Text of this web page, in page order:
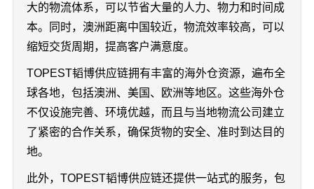
大的物流体系，可以节省大量的人力、物力和时间成
本。同时，澳洲距离中国较近，物流效率较高，可以
缩短交货周期，提高客户满意度。
TOPEST韬博供应链拥有丰富的海外仓资源，遍布全
球各地，包括澳洲、美国、欧洲等地区。这些海外仓
不仅设施完善、环境优越，而且与当地物流公司建立
了紧密的合作关系，确保货物的安全、准时到达目的
地。
此外，TOPEST韬博供应链还提供一站式的服务，包